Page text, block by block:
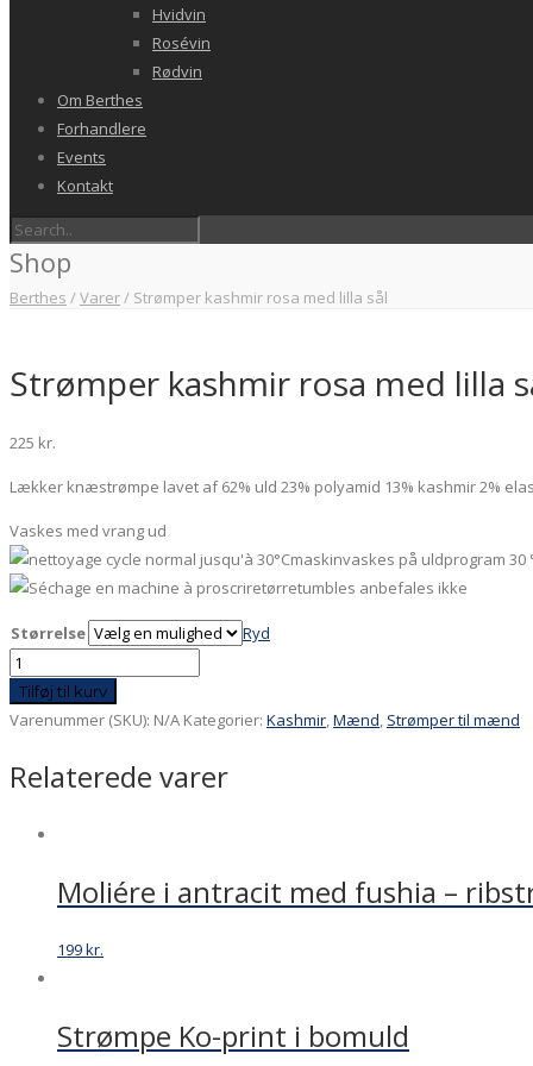
Hvidvin
Rosévin
Rødvin
Om Berthes
Forhandlere
Events
Kontakt
Shop
Berthes /Varer/ Strømper kashmir rosa med lilla sål
Strømper kashmir rosa med lilla
225 kr.
Lækker knæstrømpe lavet af 62% uld 23% polyamid 13% kashmir 2%
Vaskes med vrang ud
maskinvaskes på uldprogram 30
tørretumbles anbefales ikke
Størrelse
Ryd
Strømper
kashmir
rosa
lilla
antal
Tilføj til kurv
Varenummer (SKU): N/A Kategorier: Kashmir Mænd Strømper til mænd
Relaterede varer
Moliére i antracit med fushia –
199kr.
Strømpe Ko-print i bomuld